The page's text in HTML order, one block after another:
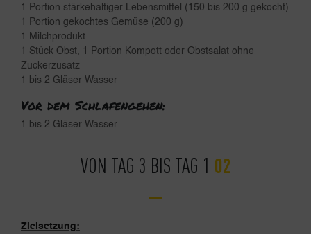
1 Portion stärkehaltiger Lebensmittel (150 bis 200 g gekocht)
1 Portion gekochtes Gemüse (200 g)
1 Milchprodukt
1 Stück Obst, 1 Portion Kompott oder Obstsalat ohne
Zuckerzusatz
1 bis 2 Gläser Wasser
Vor dem Schlafengehen:
1 bis 2 Gläser Wasser
VON TAG 3 BIS TAG 1
Zielsetzung: